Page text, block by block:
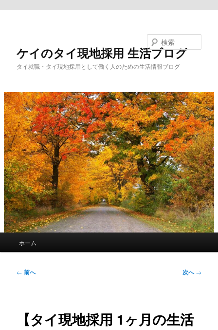
ケイのタイ現地採用 生活ブログ
タイ就職・タイ現地採用として働く人のための生活情報ブログ
ホーム
投← 前へ 次へ→
【タイ現地採用 1ヶ月の生活